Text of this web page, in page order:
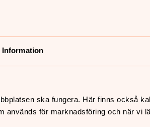
Information
ska fungera. Här finns också
används för marknadsföring och när vi